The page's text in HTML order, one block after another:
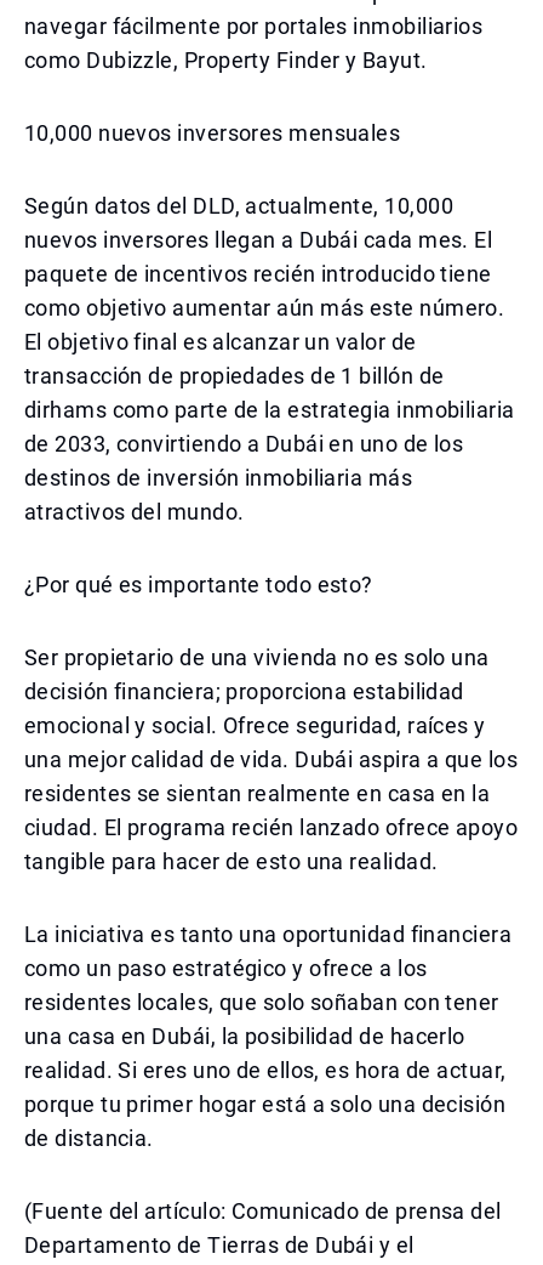
navegar fácilmente por portales inmobiliarios
como Dubizzle, Property Finder y Bayut.
10,000 nuevos inversores mensuales
Según datos del DLD, actualmente, 10,000
nuevos inversores llegan a Dubái cada mes. El
paquete de incentivos recién introducido tiene
como objetivo aumentar aún más este número.
El objetivo final es alcanzar un valor de
transacción de propiedades de 1 billón de
dirhams como parte de la estrategia inmobiliaria
de 2033, convirtiendo a Dubái en uno de los
destinos de inversión inmobiliaria más
atractivos del mundo.
¿Por qué es importante todo esto?
Ser propietario de una vivienda no es solo una
decisión financiera; proporciona estabilidad
emocional y social. Ofrece seguridad, raíces y
una mejor calidad de vida. Dubái aspira a que los
residentes se sientan realmente en casa en la
ciudad. El programa recién lanzado ofrece apoyo
tangible para hacer de esto una realidad.
La iniciativa es tanto una oportunidad financiera
como un paso estratégico y ofrece a los
residentes locales, que solo soñaban con tener
una casa en Dubái, la posibilidad de hacerlo
realidad. Si eres uno de ellos, es hora de actuar,
porque tu primer hogar está a solo una decisión
de distancia.
(Fuente del artículo: Comunicado de prensa del
Departamento de Tierras de Dubái y el